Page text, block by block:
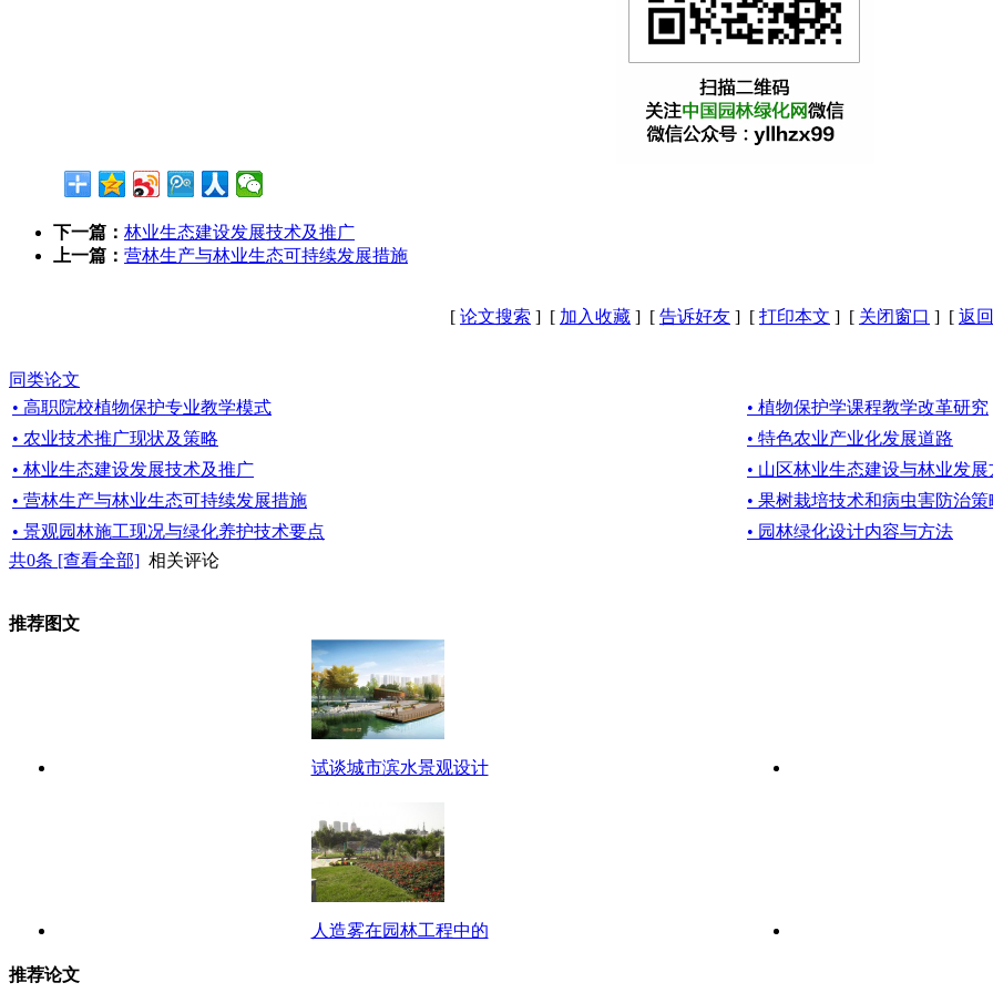
下一篇： 林业生态建设发展技术及推广
上一篇： 营林生产与林业生态可持续发展措施
[ 论文搜索 ] [ 加入收藏 ] [ 告诉好友 ] [ 打印本文 ] [ 关闭窗口 ] [ 返
同类论文
• 高职院校植物保护专业教学模式
• 植物保护学课程教学改革研究
• 农业技术推广现状及策略
• 特色农业产业化发展道路
• 林业生态建设发展技术及推广
• 山区林业生态建设与林业发展
• 营林生产与林业生态可持续发展措施
• 果树栽培技术和病虫害防治策
• 景观园林施工现况与绿化养护技术要点
• 园林绿化设计内容与方法
共0条 [查看全部] 相关评论
推荐图文
试谈城市滨水景观设计
人造雾在园林工程中的
推荐论文